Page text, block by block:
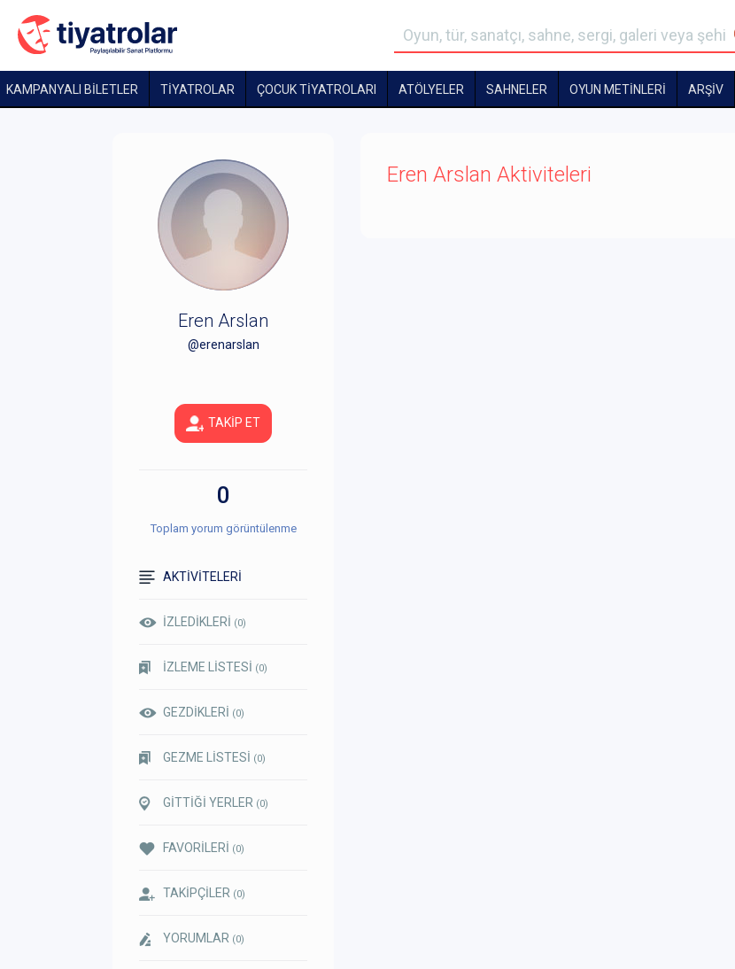
KAMPANYALI BİLETLER TİYATROLAR ÇOCUK TIYATROLARI ATÖLYELER SAHNELER OYUN METİNLERİ ARŞİV
Eren Arslan
@erenarslan
TAKİP ET
0
Toplam yorum görüntülenme
AKTİVİTELERİ
İZLEDİKLERİ (0)
İZLEME LİSTESİ (0)
GEZDİKLERİ (0)
GEZME LİSTESİ (0)
GİTTİĞİ YERLER (0)
FAVORİLERİ (0)
TAKİPÇİLER (0)
YORUMLAR (0)
Eren Arslan Aktiviteleri